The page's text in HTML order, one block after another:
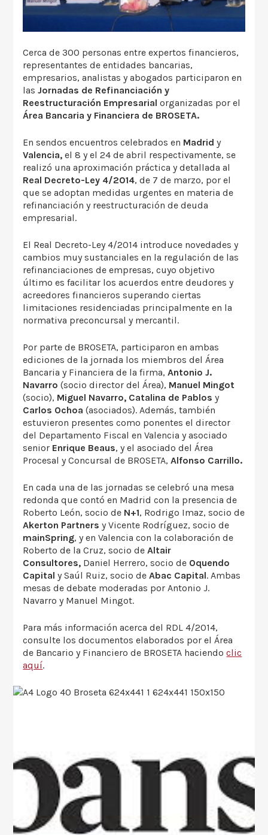
Cerca de 300 personas entre expertos financieros,
representantes de entidades bancarias,
empresarios, analistas y abogados participaron en
lasJornadas de Refinanciación y
Reestructuración Empresarial organizadas por el
Área Bancaria y Financiera de BROSETA.
En sendos encuentros celebrados en Madrid y
Valencia, el 8 y el 24 de abril respectivamente, se
realizó una aproximación práctica y detallada al
Real Decreto-Ley 4/2014, de 7 de marzo, por el
que se adoptan medidas urgentes en materia de
refinanciación y reestructuración de deuda
empresarial.
El Real Decreto-Ley 4/2014 introduce novedades y
cambios muy sustanciales en la regulación de las
refinanciaciones de empresas, cuyo objetivo
último es facilitar los acuerdos entre deudores y
acreedores financieros superando ciertas
limitaciones residenciadas principalmente en la
normativa preconcursal y mercantil.
Por parte de BROSETA, participaron en ambas
ediciones de la jornada los miembros del Área
Bancaria y Financiera de la firma,Antonio J.
Navarro(socio director del Área), Manuel Mingot
(socio), Miguel Navarro, Catalina de Pablos y
Carlos Ochoa (asociados). Además, también
estuvieron presentes como ponentes el director
del Departamento Fiscal en Valencia y asociado
senior Enrique Beaus, y el asociado del Área
Procesal y Concursal de BROSETA,Alfonso Carrillo.
En cada una de las jornadas se celebró una mesa
redonda que contó en Madrid con la presencia de
Roberto León, socio de N+1, Rodrigo Imaz, socio de
Akerton Partners y Vicente Rodríguez, socio de
mainSpring, y en Valencia con la colaboración de
Roberto de la Cruz, socio deAltair
Consultores, Daniel Herrero, socio de Oquendo
Capitaly Saúl Ruiz, socio deAbac Capital. Ambas
mesas de debate moderadas por Antonio J.
Navarro y Manuel Mingot.
Para más información acerca del RDL 4/2014,
consulte los documentos elaborados por el Área
de Bancario y Financiero de BROSETA haciendoclic
aquí.